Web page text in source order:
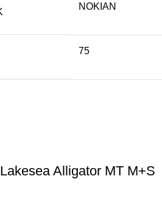
NOKIAN
75
Alligator MT M+S